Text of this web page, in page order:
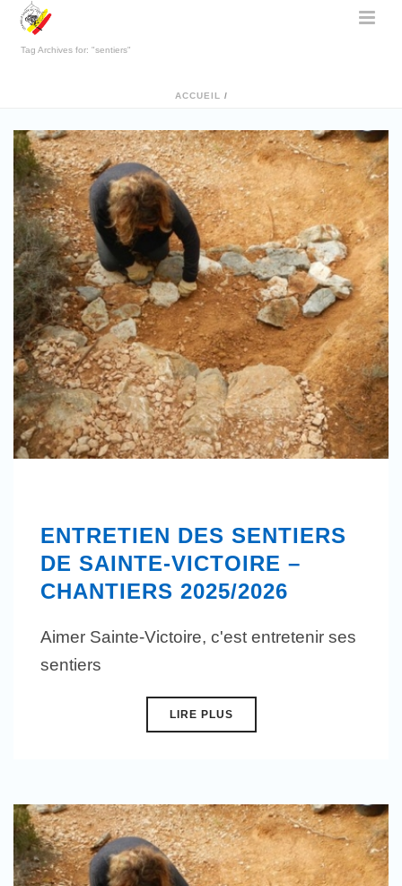
Tag Archives for: "sentiers"
ACCUEIL /
ENTRETIEN DES SENTIERS
DE SAINTE-VICTOIRE –
CHANTIERS 2025/2026
Aimer Sainte-Victoire, c'est entretenir ses
sentiers
LIRE PLUS